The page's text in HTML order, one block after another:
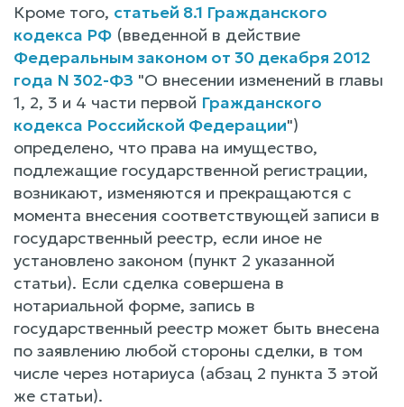
Кроме того, статьей 8.1 Гражданского
кодекса РФ (введенной в действие
Федеральным законом от 30 декабря 2012
года N 302-ФЗ "О внесении изменений в главы
1, 2, 3 и 4 части первой Гражданского
кодекса Российской Федерации")
определено, что права на имущество,
подлежащие государственной регистрации,
возникают, изменяются и прекращаются с
момента внесения соответствующей записи в
государственный реестр, если иное не
установлено законом (пункт 2 указанной
статьи). Если сделка совершена в
нотариальной форме, запись в
государственный реестр может быть внесена
по заявлению любой стороны сделки, в том
числе через нотариуса (абзац 2 пункта 3 этой
же статьи).